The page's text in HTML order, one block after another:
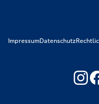
ImpressumDatenschutz